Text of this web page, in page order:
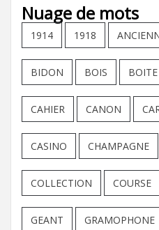
Nuage de mots
1914 1918
BIDON BOIS BOITE
CAHIER CANON
CASINO CHAMPAGNE
COLLECTION COURSE
GEANT GRAMOPHONE